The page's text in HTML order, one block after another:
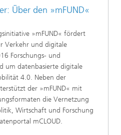
Über den »mFUND«
»mFUND« fördert
Verkehr und digitale
Forschungs- und
um datenbasierte digitale
4.0. Neben der
der »mFUND« mit
die Vernetzung
Wirtschaft und Forschung
mCLOUD.